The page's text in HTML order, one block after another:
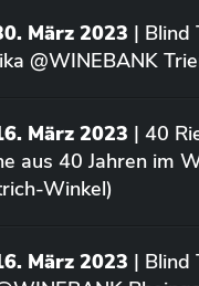
März 2023 | Blind
@WINEBANK
März 2023 | 40
aus 40 Jahren im
Winkel)
März 2023 | Blind